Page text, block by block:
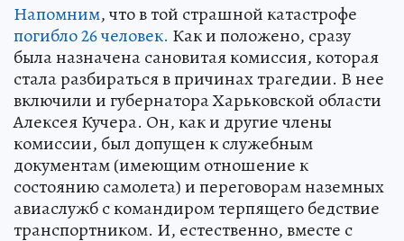
Напомним, что в той страшной катастрофе
погибло 26 человек. Как и положено, сразу
была назначена сановитая комиссия, которая
стала разбираться в причинах трагедии. В нее
включили и губернатора Харьковской области
Алексея Кучера. Он, как и другие члены
комиссии, был допущен к служебным
документам (имеющим отношение к
состоянию самолета) и переговорам наземных
авиаслужб с командиром терпящего бедствие
транспортником. И, естественно, вместе с